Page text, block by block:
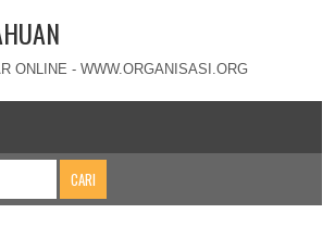
ONLINE - WWW.ORGANISASI.ORG